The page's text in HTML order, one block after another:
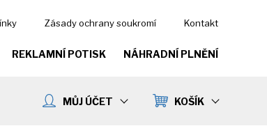
Zásady ochrany soukromí Kontakt
REKLAMNÍ POTISK NÁHRADNÍ PLNĚNÍ
KOŠÍK
MŮJ ÚČET